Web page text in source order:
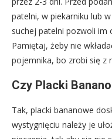
patelni, w piekarniku lub
suchej patelni pozwoli im
Pamiętaj, żeby nie
pojemnika, bo zrobi się z
Czy Placki
Tak, placki bananowe
wystygnięciu należy je